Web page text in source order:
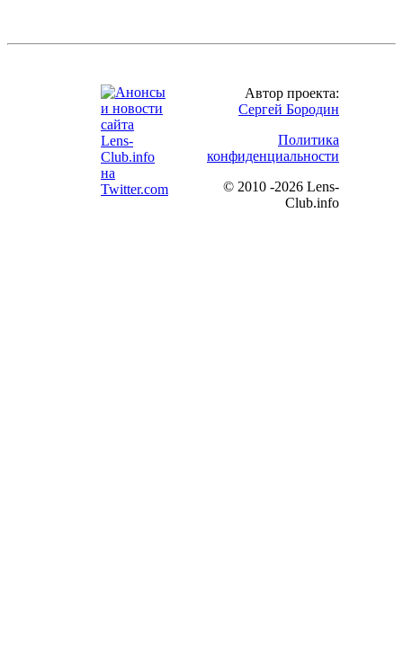
Автор проекта:
Сергей Бородин
Политика
конфиденциальности
© 2010 -2026 Lens-
Club.info